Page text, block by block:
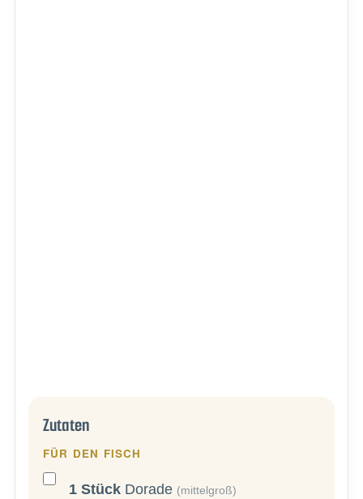
Zutaten
FÜR DEN FISCH
1 Stück Dorade (mittelgroß)